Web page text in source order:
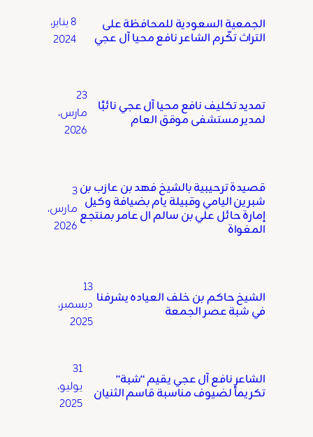
الجمعية السعودية للمحافظة على
التراث تكّرم الشاعر نافع محيا آل عجي
8 يناير،
2024
تمديد تكليف نافع محيا آل عجي نائبًا
لمدير مستشفى موقق العام
23
مارس،
2026
قصيدة ترحيبية بالشيخ فهد بن عازب بن
شبرين اليامي وقبيلة يام بضيافة وكيل
إمارة حائل علي بن سالم ال عامر بمنتجع
المغواة
3
مارس،
2026
الشيخ حاكم بن خلف العياده يشرفنا
في شبة عصر الجمعة
13
ديسمبر،
2025
الشاعر نافع آل عجي يقيم “شبة”
تكريماً لضيوف مناسبة قاسم الثنيان
31
يوليو،
2025